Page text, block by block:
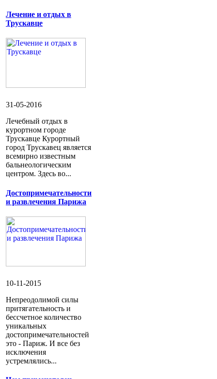
Лечение и отдых в
Трускавце
31-05-2016
Лечебный отдых в
курортном городе
Трускавце Курортный
город Трускавец является
всемирно известным
бальнеологическим
центром. Здесь во...
Достопримечательности
и развлечения Парижа
10-11-2015
Непреодолимой силы
притягательность и
бессчетное количество
уникальных
достопримечательностей
это - Париж. И все без
исключения
устремлялись...